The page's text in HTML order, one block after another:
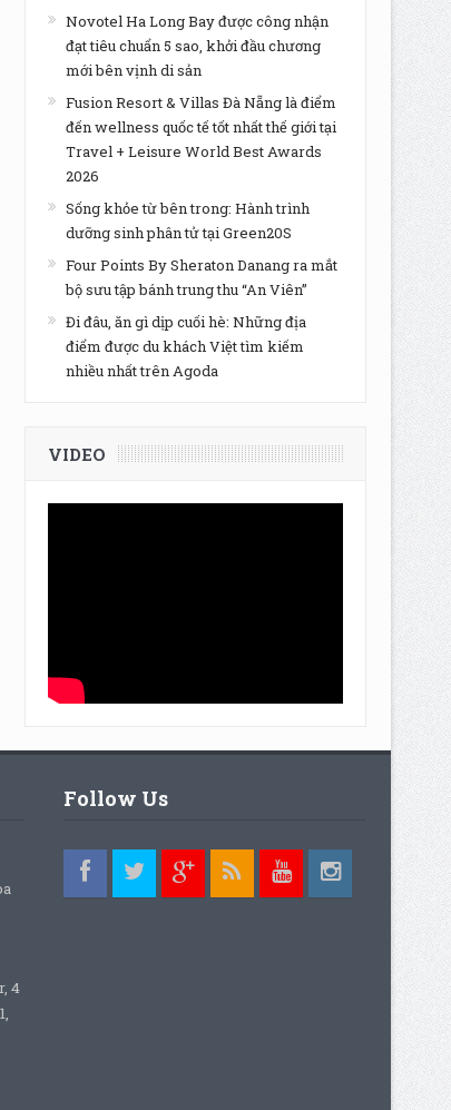
Novotel Ha Long Bay được công nhận
đạt tiêu chuẩn 5 sao, khởi đầu chương
mới bên vịnh di sản
Fusion Resort & Villas Đà Nẵng là điểm
đến wellness quốc tế tốt nhất thế giới tại
Travel + Leisure World Best Awards
2026
Sống khỏe từ bên trong: Hành trình
dưỡng sinh phân tử tại Green20S
Four Points By Sheraton Danang ra mắt
bộ sưu tập bánh trung thu “An Viên”
Đi đâu, ăn gì dịp cuối hè: Những địa
điểm được du khách Việt tìm kiếm
nhiều nhất trên Agoda
VIDEO
4
Follow Us